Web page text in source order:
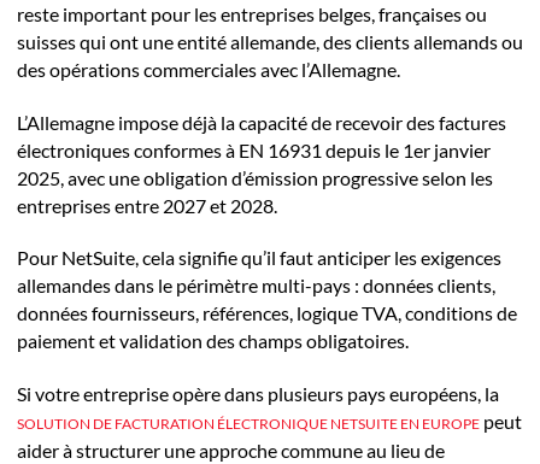
reste important pour les entreprises belges, françaises ou
suisses qui ont une entité allemande, des clients allemands ou
des opérations commerciales avec l’Allemagne.
L’Allemagne impose déjà la capacité de recevoir des factures
électroniques conformes à EN 16931 depuis le 1er janvier
2025, avec une obligation d’émission progressive selon les
entreprises entre 2027 et 2028.
Pour NetSuite, cela signifie qu’il faut anticiper les exigences
allemandes dans le périmètre multi-pays : données clients,
données fournisseurs, références, logique TVA, conditions de
paiement et validation des champs obligatoires.
Si votre entreprise opère dans plusieurs pays européens, la
SOLUTION DE FACTURATION ÉLECTRONIQUE NETSUITE EN EUROPEpeut
aider à structurer une approche commune au lieu de